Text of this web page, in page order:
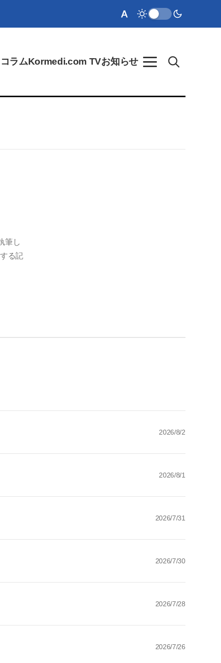
コラムKormedi.com TVお知らせ
筆し
る記
2026/8/2
2026/8/1
2026/7/31
2026/7/30
2026/7/28
2026/7/26